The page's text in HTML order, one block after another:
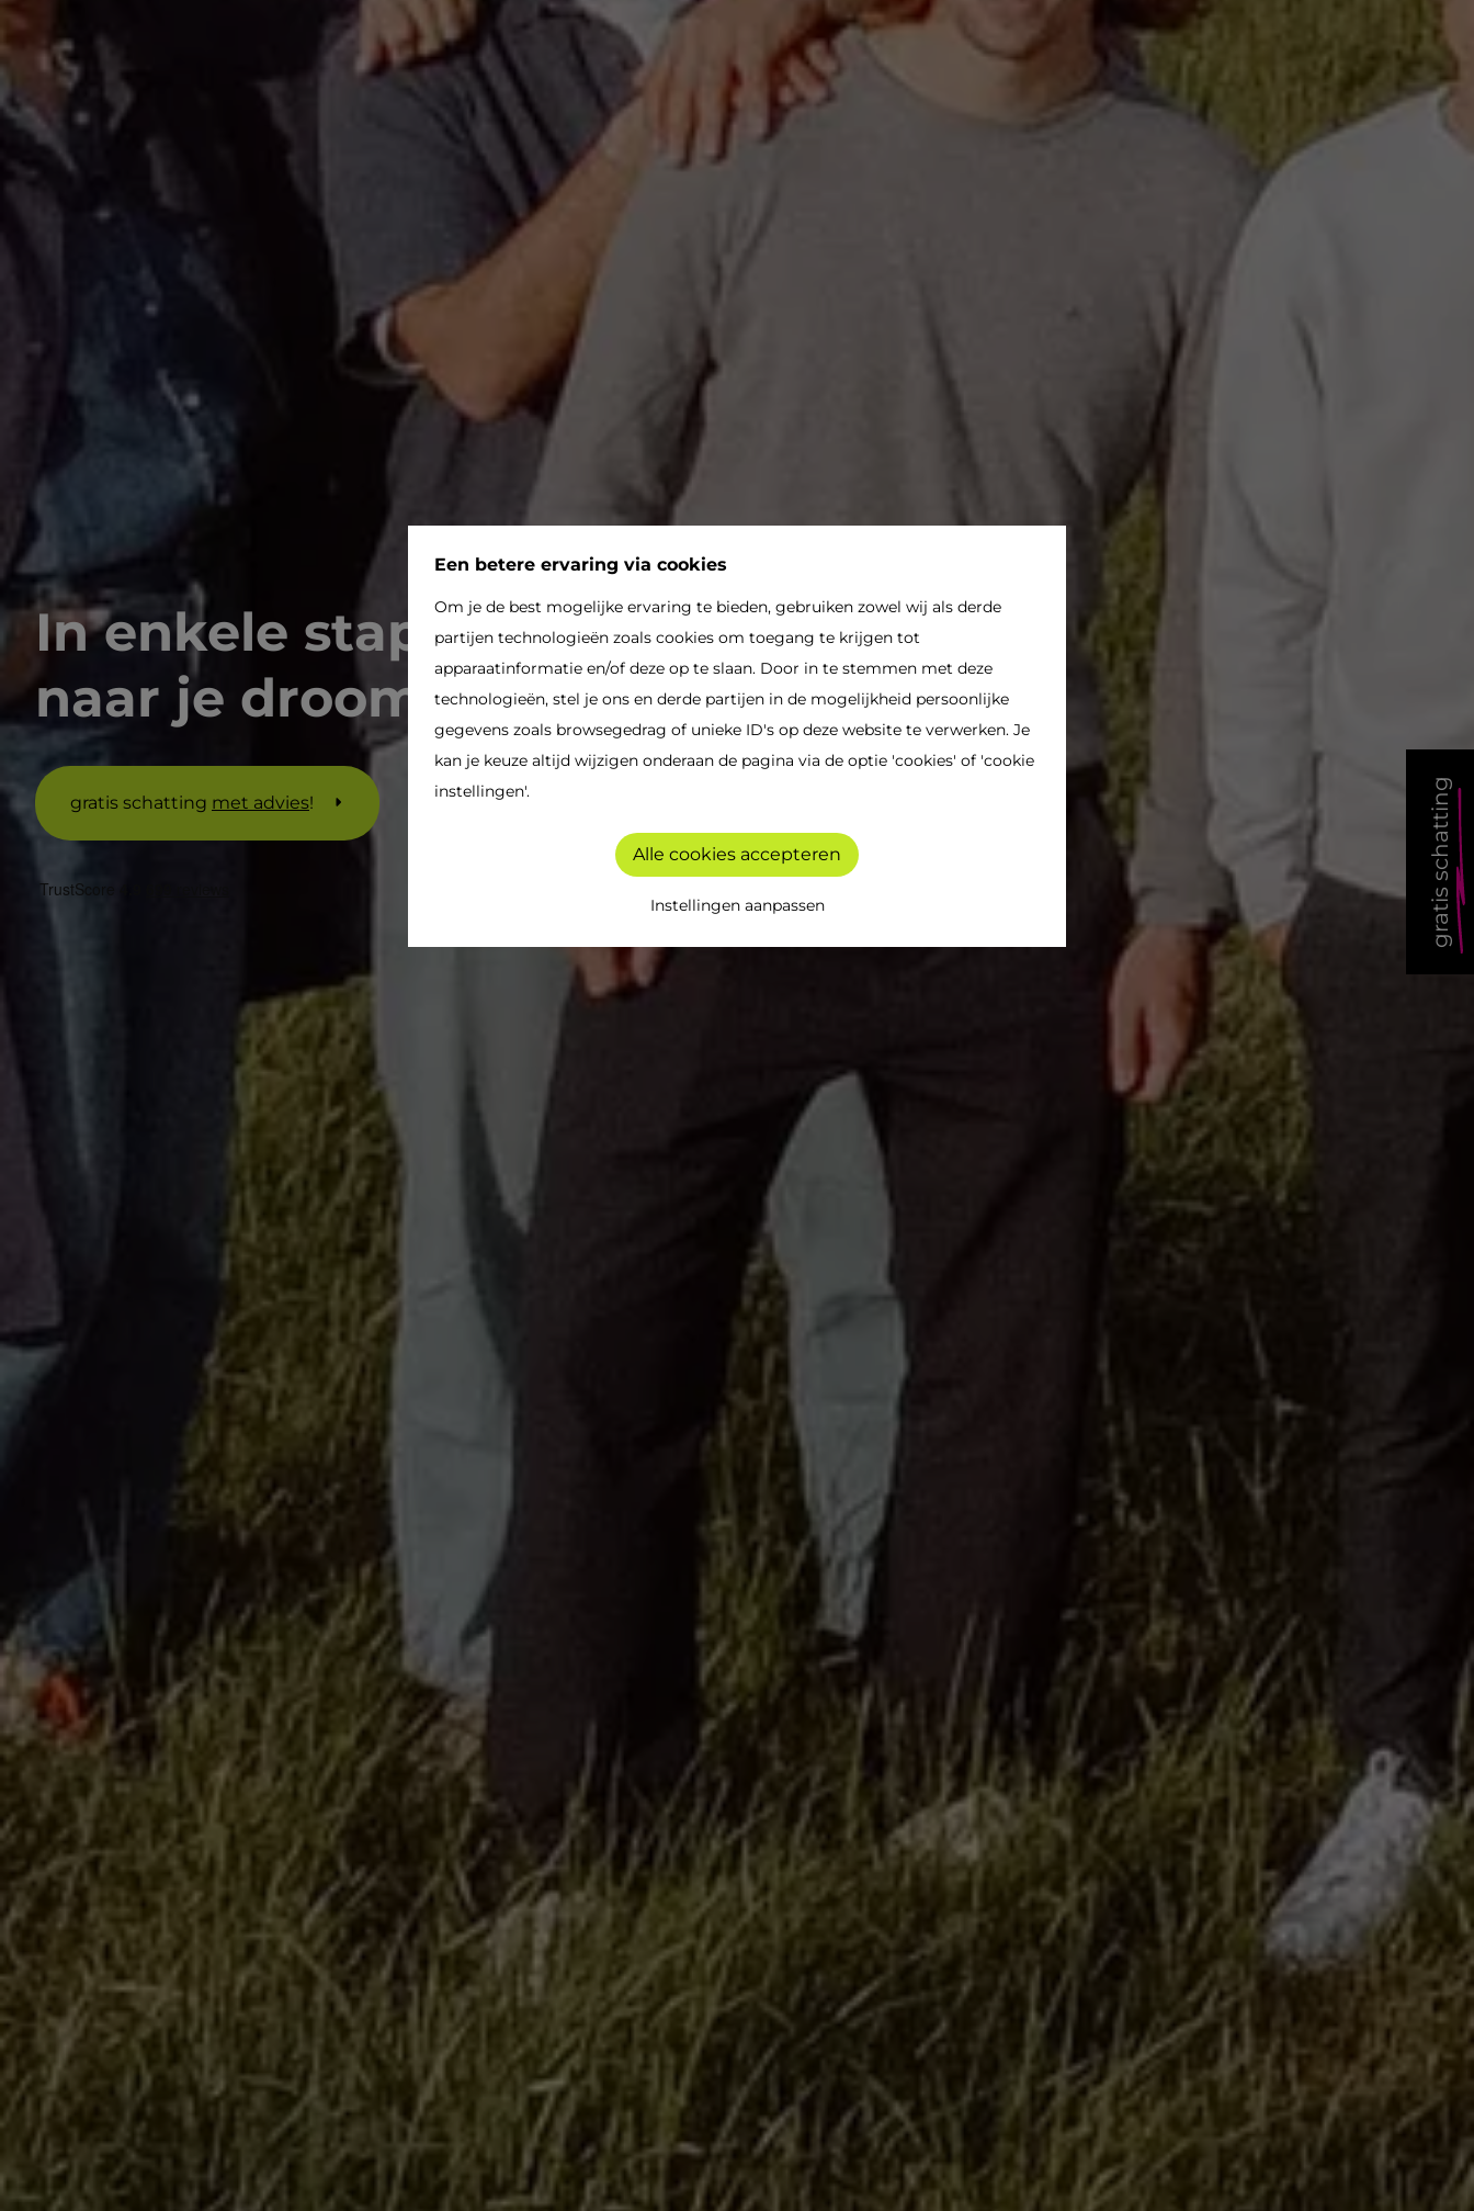
Een betere ervaring via cookies
Om je de best mogelijke ervaring te bieden, gebruiken zowel wij als derde
partijen technologieën zoals cookies om toegang te krijgen tot
apparaatinformatie en/of deze op te slaan. Door in te stemmen met deze
technologieën, stel je ons en derde partijen in de mogelijkheid persoonlijke
gegevens zoals browsegedrag of unieke ID's op deze website te verwerken. Je
kan je keuze altijd wijzigen onderaan de pagina via de optie 'cookies' of 'cookie
instellingen'.
Alle cookies accepteren
Instellingen aanpassen
In enkele stappen
naar je droomwoning!
gratis schatting met advies! gratis schatting